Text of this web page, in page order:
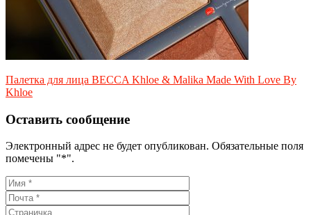
Палетка для лица BECCA Khloe & Malika Made With Love By
Khloe
Оставить сообщение
Электронный адрес не будет опубликован. Обязательные поля
помечены "*".